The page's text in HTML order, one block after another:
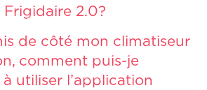
Frigidaire 2.0?
de côté mon climatiseur
comment puis-je
utiliser l’application